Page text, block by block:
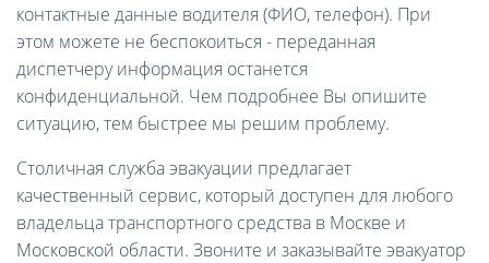
контактные данные водителя (ФИО, телефон). При
этом можете не беспокоиться - переданная
диспетчеру информация останется
конфиденциальной. Чем подробнее Вы опишите
ситуацию, тем быстрее мы решим проблему.
Столичная служба эвакуации предлагает
качественный сервис, который доступен для любого
владельца транспортного средства в Москве и
Московской области. Звоните и заказывайте эвакуатор